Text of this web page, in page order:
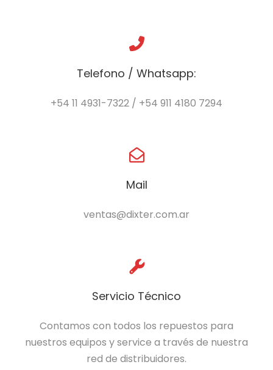
Telefono / Whatsapp:
+54 11 4931-7322 / +54 911 4180 7294
Mail
ventas@dixter.com.ar
Servicio Técnico
Contamos con todos los repuestos para
nuestros equipos y service a través de nuestra
red de distribuidores.